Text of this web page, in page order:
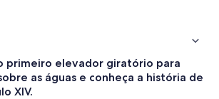
primeiro elevador giratório para
as águas e conheça a história de
XIV.